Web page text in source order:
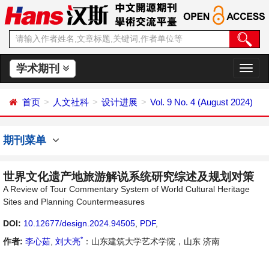
学术期刊
切
换
航
首页 人文社科 设计进展 Vol. 9 No. 4 (August 2024)
期刊菜单
世界文化遗产地旅游解说系统研究综述及规划对策
A Review of Tour Commentary System of World Cultural Heritage
Sites and Planning Countermeasures
DOI: 10.12677/design.2024.94505 PDF,
作者: 李心茹 刘大亮* ：山东建筑大学艺术学院，山东 济南